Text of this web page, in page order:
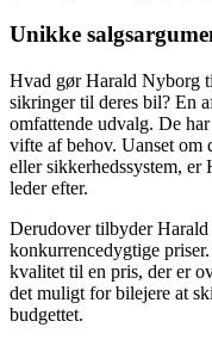
Unikke
Hvad gør Harald Nyborg
sikringer til deres bil? En
omfattende udvalg. De
vifte af behov. Uanset
eller sikkerhedssystem,
leder efter.
Derudover tilbyder
konkurrencedygtige
kvalitet til en pris, der er
det muligt for bilejere at
budgettet.